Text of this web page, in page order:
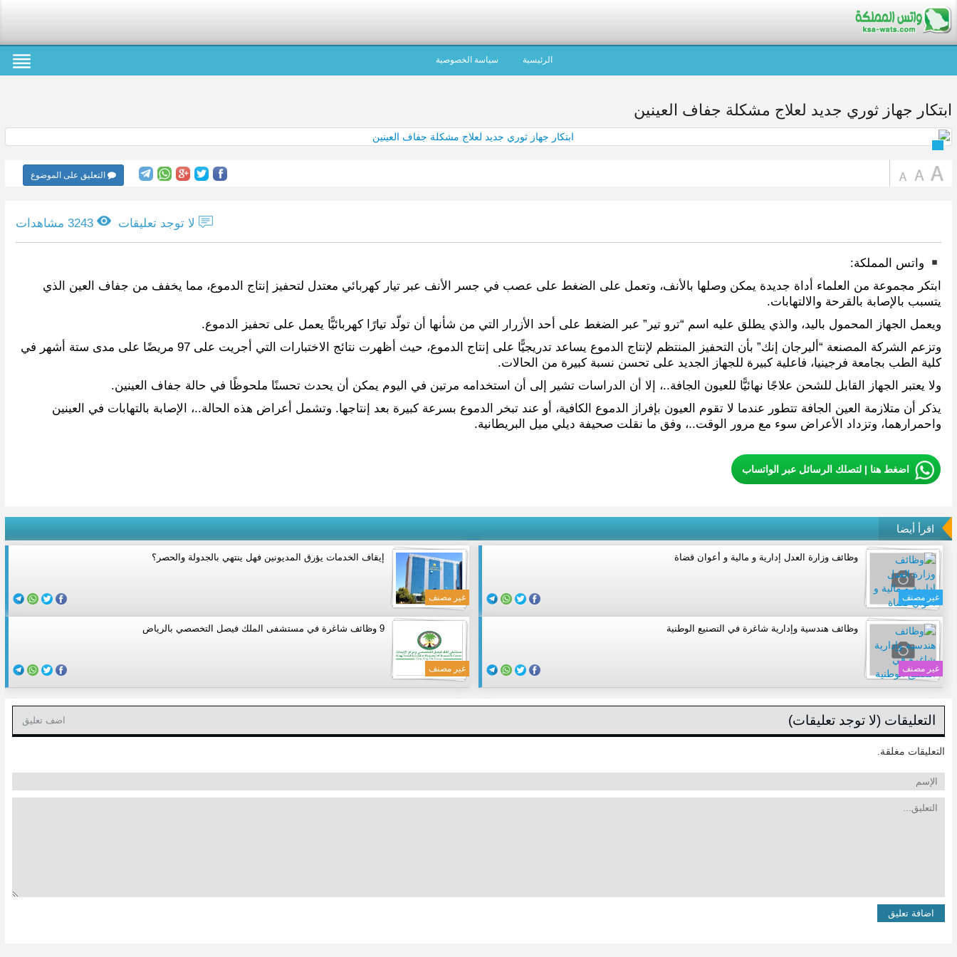
الرئيسية سياسة الخصوصية
ابتكار جهاز ثوري جديد لعلاج مشكلة جفاف العينين
التعليق على الموضوع
لا توجد تعليقات 3243 مشاهدات
واتس المملكة:
ابتكر مجموعة من العلماء أداة جديدة يمكن وصلها بالأنف، وتعمل على الضغط على عصب في جسر الأنف عبر تيار كهربائي معتدل لتحفيز إنتاج الدموع، مما يخفف من جفاف العين الذي
يتسبب بالإصابة بالقرحة والالتهابات.
ويعمل الجهاز المحمول باليد، والذي يطلق عليه اسم “ترو تير” عبر الضغط على أحد الأزرار التي من شأنها أن تولّد تيارًا كهربائيًّا يعمل على تحفيز الدموع.
وتزعم الشركة المصنعة “أليرجان إنك” بأن التحفيز المنتظم لإنتاج الدموع يساعد تدريجيًّا على إنتاج الدموع، حيث أظهرت نتائج الاختبارات التي أجريت على 97 مريضًا على مدى ستة أشهر في
كلية الطب بجامعة فرجينيا، فاعلية كبيرة للجهاز الجديد على تحسن نسبة كبيرة من الحالات.
ولا يعتبر الجهاز القابل للشحن علاجًا نهائيًّا للعيون الجافة..، إلا أن الدراسات تشير إلى أن استخدامه مرتين في اليوم يمكن أن يحدث تحسنًا ملحوظًا في حالة جفاف العينين.
يذكر أن متلازمة العين الجافة تتطور عندما لا تقوم العيون بإفراز الدموع الكافية، أو عند تبخر الدموع بسرعة كبيرة بعد إنتاجها. وتشمل أعراض هذه الحالة..، الإصابة بالتهابات في العينين
واحمرارهما، وتزداد الأعراض سوء مع مرور الوقت..، وفق ما نقلت صحيفة ديلي ميل البريطانية.
اضغط هنا | لتصلك الرسائل عبر الواتساب
اقرأ أيضا
غير مصنف
وظائف وزارة العدل إدارية و مالية و أعوان قضاة
غير مصنف
إيقاف الخدمات يؤرق المديونين فهل ينتهي بالجدولة والحصر؟
غير مصنف
وظائف هندسية وإدارية شاغرة في التصنيع الوطنية
غير مصنف
9 وظائف شاغرة في مستشفى الملك فيصل التخصصي بالرياض
التعليقات (لا توجد تعليقات) اضف تعليق
التعليقات مغلقة.